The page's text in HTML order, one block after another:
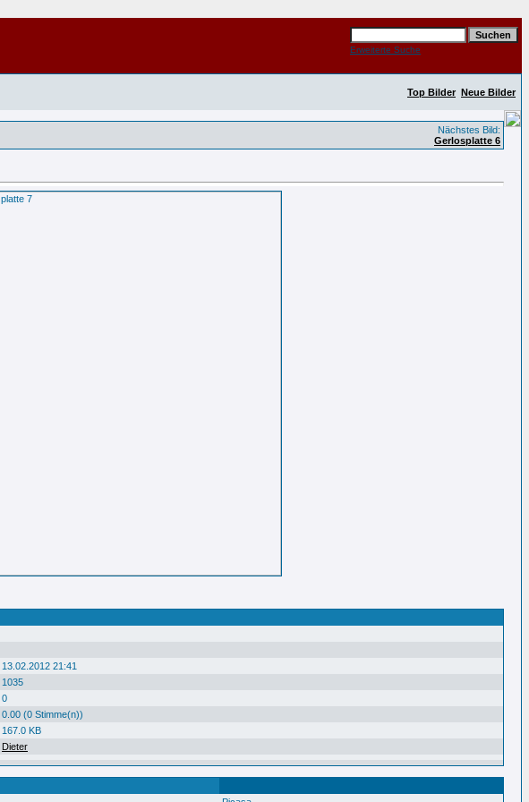
Erweiterte Suche
Top Bilder Neue Bilder
Nächstes Bild:
Gerlosplatte 6
13.02.2012 21:41
1035
0
0.00 (0 Stimme(n))
167.0 KB
Dieter